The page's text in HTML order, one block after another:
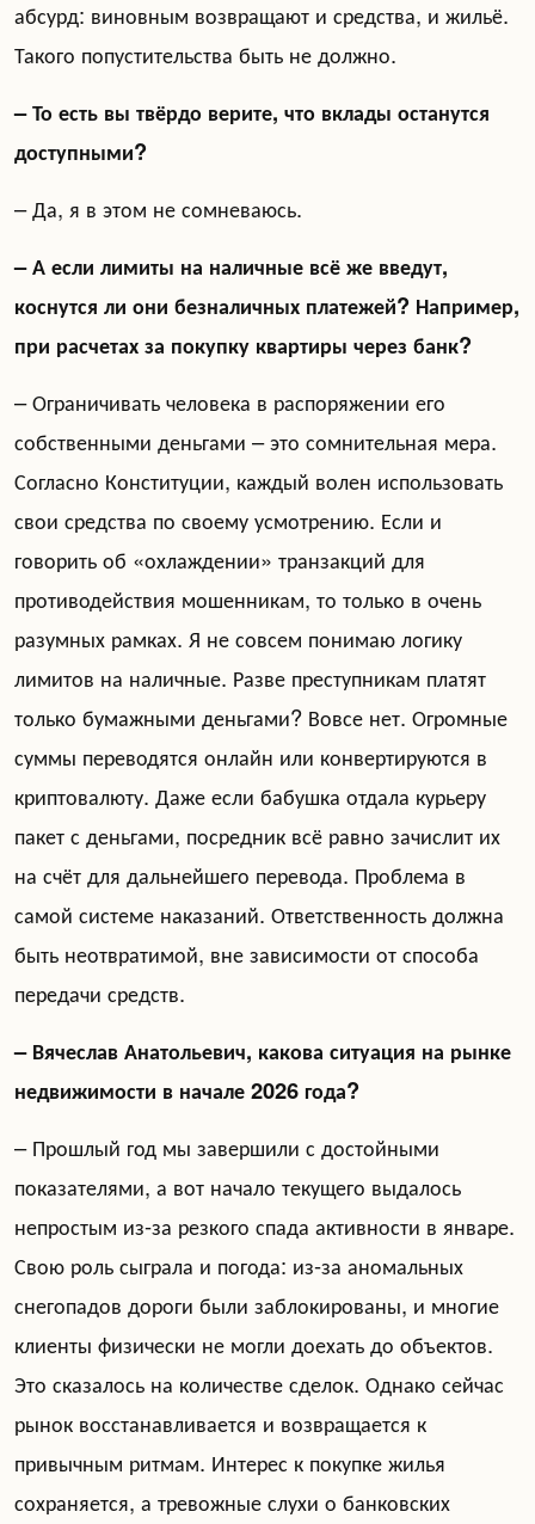
абсурд: виновным возвращают и средства, и жильё.
Такого попустительства быть не должно.
– То есть вы твёрдо верите, что вклады останутся
доступными?
– Да, я в этом не сомневаюсь.
– А если лимиты на наличные всё же введут,
коснутся ли они безналичных платежей? Например,
при расчетах за покупку квартиры через банк?
– Ограничивать человека в распоряжении его
собственными деньгами – это сомнительная мера.
Согласно Конституции, каждый волен использовать
свои средства по своему усмотрению. Если и
говорить об «охлаждении» транзакций для
противодействия мошенникам, то только в очень
разумных рамках. Я не совсем понимаю логику
лимитов на наличные. Разве преступникам платят
только бумажными деньгами? Вовсе нет. Огромные
суммы переводятся онлайн или конвертируются в
криптовалюту. Даже если бабушка отдала курьеру
пакет с деньгами, посредник всё равно зачислит их
на счёт для дальнейшего перевода. Проблема в
самой системе наказаний. Ответственность должна
быть неотвратимой, вне зависимости от способа
передачи средств.
– Вячеслав Анатольевич, какова ситуация на рынке
недвижимости в начале 2026 года?
– Прошлый год мы завершили с достойными
показателями, а вот начало текущего выдалось
непростым из-за резкого спада активности в январе.
Свою роль сыграла и погода: из-за аномальных
снегопадов дороги были заблокированы, и многие
клиенты физически не могли доехать до объектов.
Это сказалось на количестве сделок. Однако сейчас
рынок восстанавливается и возвращается к
привычным ритмам. Интерес к покупке жилья
сохраняется, а тревожные слухи о банковских